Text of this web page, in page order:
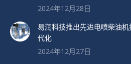
2024年12月28日
易润科技推出先进电喷柴油
代化
2024年12月27日